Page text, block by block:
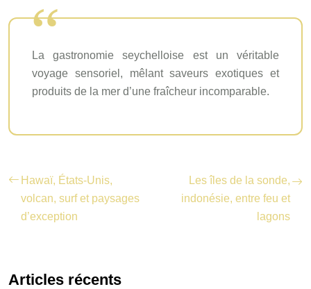
La gastronomie seychelloise est un véritable
voyage sensoriel, mêlant saveurs exotiques et
produits de la mer d’une fraîcheur incomparable.
Hawaï, États-Unis,
volcan, surf et paysages
d’exception
Les îles de la sonde,
indonésie, entre feu et
lagons
Articles récents